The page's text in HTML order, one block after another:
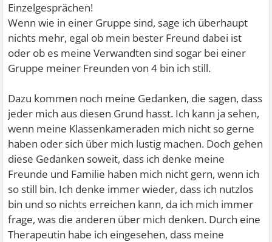
Einzelgesprächen!
Wenn wie in einer Gruppe sind, sage ich überhaupt
nichts mehr, egal ob mein bester Freund dabei ist
oder ob es meine Verwandten sind sogar bei einer
Gruppe meiner Freunden von 4 bin ich still.
Dazu kommen noch meine Gedanken, die sagen, dass
jeder mich aus diesen Grund hasst. Ich kann ja sehen,
wenn meine Klassenkameraden mich nicht so gerne
haben oder sich über mich lustig machen. Doch gehen
diese Gedanken soweit, dass ich denke meine
Freunde und Familie haben mich nicht gern, wenn ich
so still bin. Ich denke immer wieder, dass ich nutzlos
bin und so nichts erreichen kann, da ich mich immer
frage, was die anderen über mich denken. Durch eine
Therapeutin habe ich eingesehen, dass meine